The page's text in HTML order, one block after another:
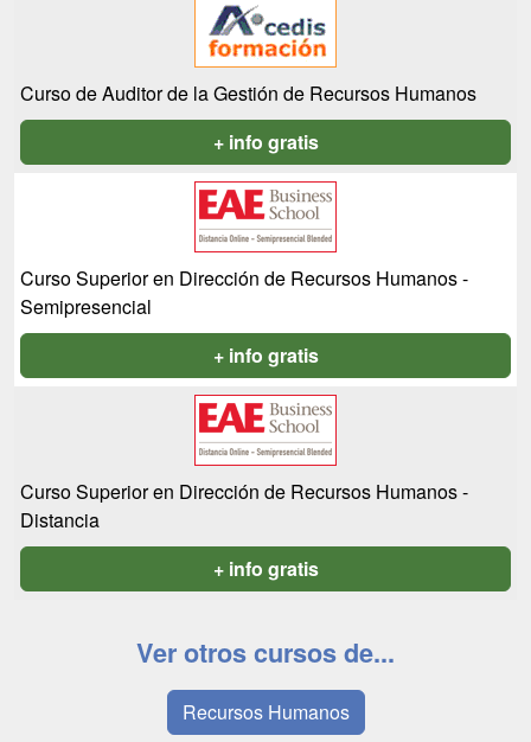
Curso de Auditor de la Gestión de Recursos Humanos
+ info gratis
Curso Superior en Dirección de Recursos Humanos -
Semipresencial
+ info gratis
Curso Superior en Dirección de Recursos Humanos -
Distancia
+ info gratis
Ver otros cursos de...
Recursos Humanos